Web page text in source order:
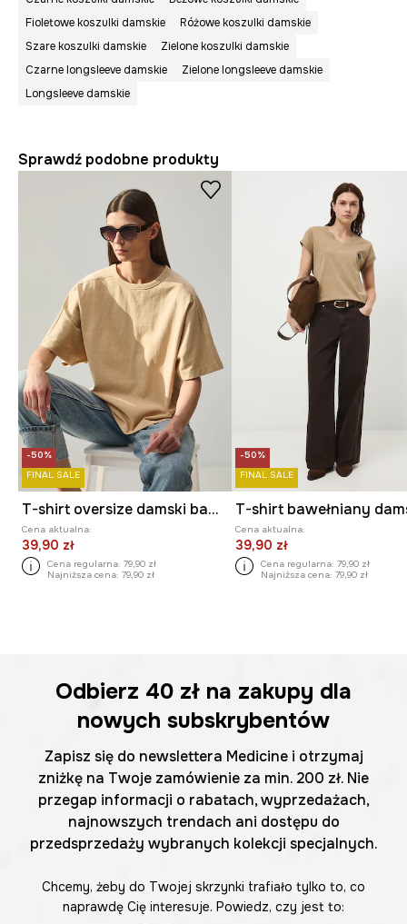
Fioletowe koszulki damskie
Różowe koszulki damskie
Szare koszulki damskie
Zielone koszulki damskie
Czarne longsleeve damskie
Zielone longsleeve damskie
Longsleeve damskie
Sprawdź podobne produkty
-50%
FINAL SALE
T-shirt oversize damski bawełniany
Cena aktualna:
39,90 zł
Cena regularna: 79,90 zł
Najniższa cena: 79,90 zł
-50%
FINAL SALE
Cena aktualna:
39,90 zł
Cena regularna: 79,90 zł
Najniższa cena: 79,90 zł
Odbierz 40 zł na zakupy dla
nowych subskrybentów
Zapisz się do newslettera Medicine i otrzymaj
zniżkę na Twoje zamówienie za min. 200 zł. Nie
przegap informacji o rabatach, wyprzedażach,
najnowszych trendach ani dostępu do
przedsprzedaży wybranych kolekcji specjalnych.
Chcemy, żeby do Twojej skrzynki trafiało tylko to, co
naprawdę Cię interesuje. Powiedz, czy jest to: